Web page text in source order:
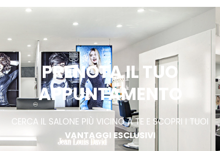
PRENOTA IL TUO
APPUNTAMENTO
CERCA IL SALONE PIÙ VICINO A TE E SCOPRI I TUOI
VANTAGGI ESCLUSIVI